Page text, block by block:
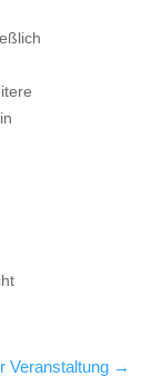
Veranstaltung →